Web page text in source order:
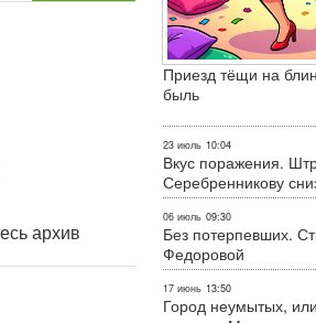
архив
Приезд тёщи на
быль
23 июль 10:04
Вкус поражения.
Серебренникову
06 июль 09:30
Без потерпевших.
Федоровой
17 июнь 13:50
Город неумытых,